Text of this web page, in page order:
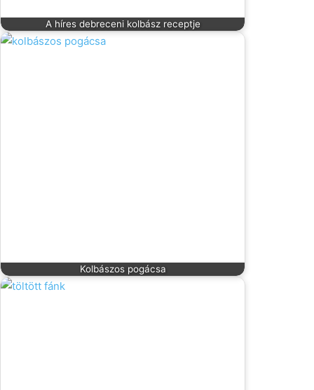
A híres debreceni kolbász receptje
Kolbászos pogácsa